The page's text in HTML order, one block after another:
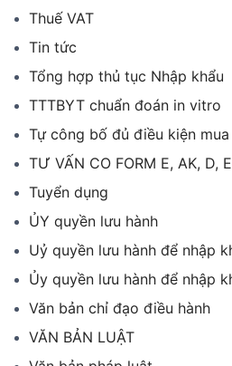
Thuế VAT
Tin tức
Tổng hợp thủ tục Nhập khẩu
TTTBYT chuẩn đoán in vitro
Tự công bố đủ điều kiện
TƯ VẤN CO FORM E, AK, D,
Tuyển dụng
ỦY quyền lưu hành
Uỷ quyền lưu hành để nhập
Ủy quyền lưu hành để nhập
Văn bản chỉ đạo điều hành
VĂN BẢN LUẬT